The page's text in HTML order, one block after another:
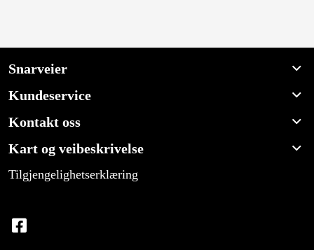
Snarveier
Kundeservice
Kontakt oss
Kart og veibeskrivelse
Tilgjengelighetserklæring